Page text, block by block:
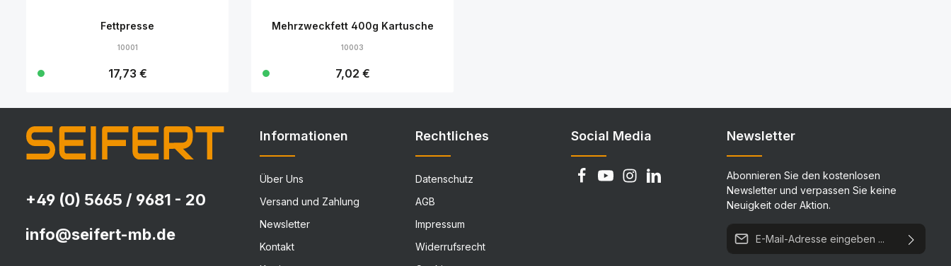
Fettpresse
10001
Regulärer Preis:
17,73 €
Mehrzweckfett 400g Kartusche
10003
Regulärer Preis:
7,02 €
+49 (0) 5665 / 9681 - 20
info@seifert-mb.de
Informationen
Über Uns
Versand und Zahlung
Newsletter
Kontakt
Rechtliches
Datenschutz
AGB
Impressum
Widerrufsrecht
Social Media Newsletter
Abonnieren Sie den kostenlosen
Newsletter und verpassen Sie keine
Neuigkeit oder Aktion.
E-Mail-Adresse*